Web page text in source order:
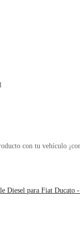
con tu vehículo